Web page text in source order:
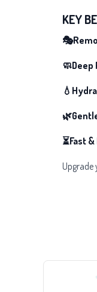
KEY
🧼Deep
⏳Fast
Upgrade